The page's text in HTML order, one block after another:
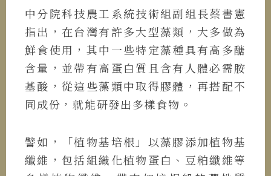
中分院科技農工系統技術組副組長蔡書憲
指出，在台灣有許多大型藻類，大多做為
鮮食使用，其中一些特定藻種具有高多醣
含量，並帶有高蛋白質且含有人體必需胺
基酸，從這些藻類中取得膠體，再搭配不
同成份，就能研發出多樣食物。
譬如，「植物基培根」以藻膠添加植物基
纖維，包括組織化植物蛋白、豆粕纖維等